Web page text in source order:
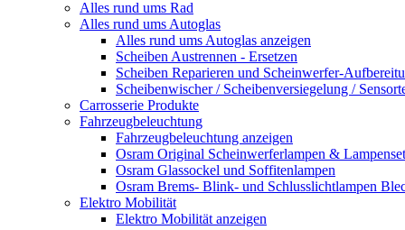
Alles rund ums Rad
Alles rund ums Autoglas
Alles rund ums Autoglas anzeigen
Scheiben Austrennen - Ersetzen
Scheiben Reparieren und Scheinwerfer-
Scheibenwischer / Scheibenversiegelung /
Carrosserie Produkte
Fahrzeugbeleuchtung
Fahrzeugbeleuchtung anzeigen
Osram Original Scheinwerferlampen &
Osram Glassockel und Soffitenlampen
Osram Brems- Blink- und Schlusslichtlampen
Elektro Mobilität
Elektro Mobilität anzeigen